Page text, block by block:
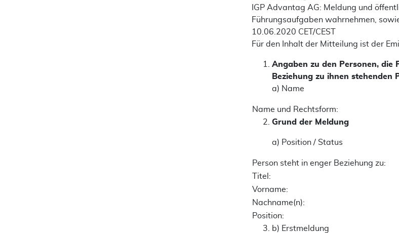
IGP Advantag AG: Meldung und
Führungsaufgaben wahrnehmen,
10.06.2020 CET/CEST
Für den Inhalt der Mitteilung ist der
Angaben zu den Personen, die
Beziehung zu ihnen stehenden
a) Name
Name und Rechtsform:
Grund der Meldung
a) Position / Status
Person steht in enger Beziehung zu:
Titel:
Vorname:
Nachname(n):
Position:
b) Erstmeldung